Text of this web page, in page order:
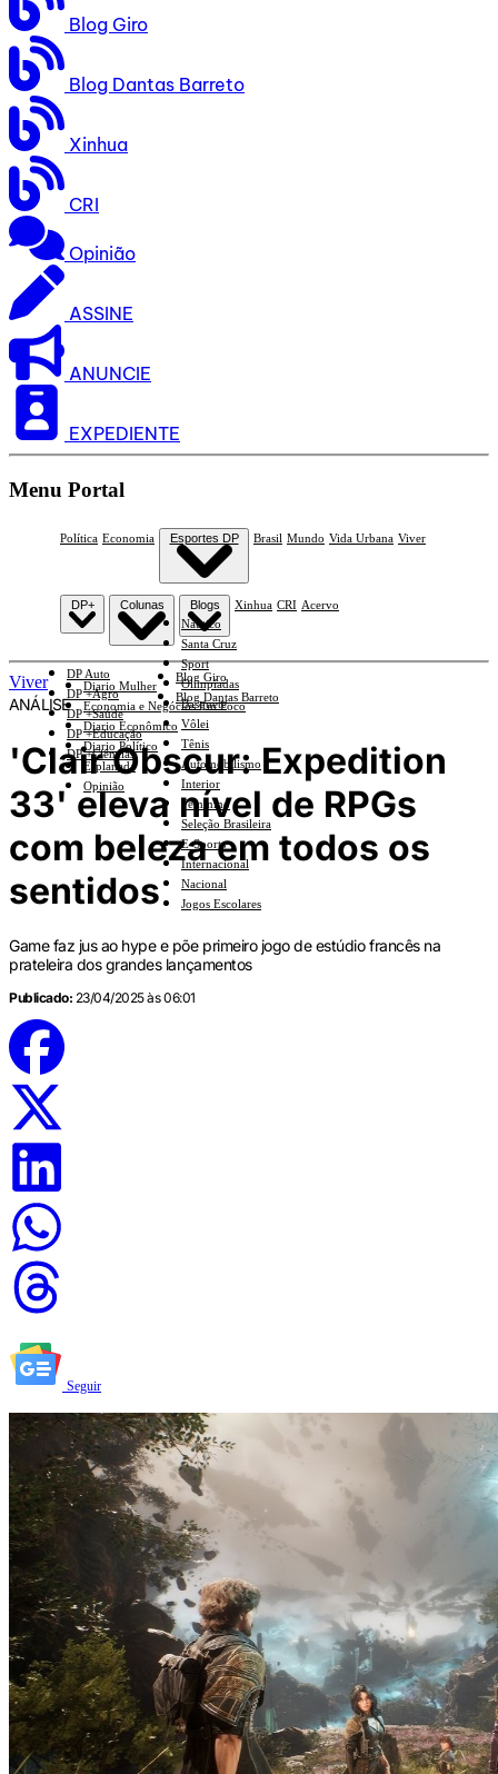
Blog Giro
Blog Dantas Barreto
Xinhua
CRI
Opinião
ASSINE
ANUNCIE
EXPEDIENTE
Menu Portal
Política Economia Esportes DP
Náutico
Santa Cruz
Sport
Olimpíadas
Basquete
Vôlei
Tênis
Automobilismo
Interior
Feminino
Seleção Brasileira
E-Sports
Internacional
Nacional
Jogos Escolares
Brasil Mundo Vida Urbana Viver
DP+
DP Auto
DP +Agro
DP +Saúde
DP +Educação
DP +Ciências
Colunas
Diario Mulher
Economia e Negócios Em Foco
Diario Econômico
Diario Político
Esplanada
Opinião
Blogs
Blog Giro
Blog Dantas Barreto
Xinhua CRI Acervo
Viver
ANÁLISE
'Clair Obscur: Expedition
33' eleva nível de RPGs
com beleza em todos os
sentidos
Game faz jus ao hype e põe primeiro jogo de estúdio francês na
prateleira dos grandes lançamentos
Publicado: 23/04/2025 às 06:01
Seguir